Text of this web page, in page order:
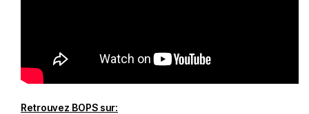
Retrouvez BOPS sur: